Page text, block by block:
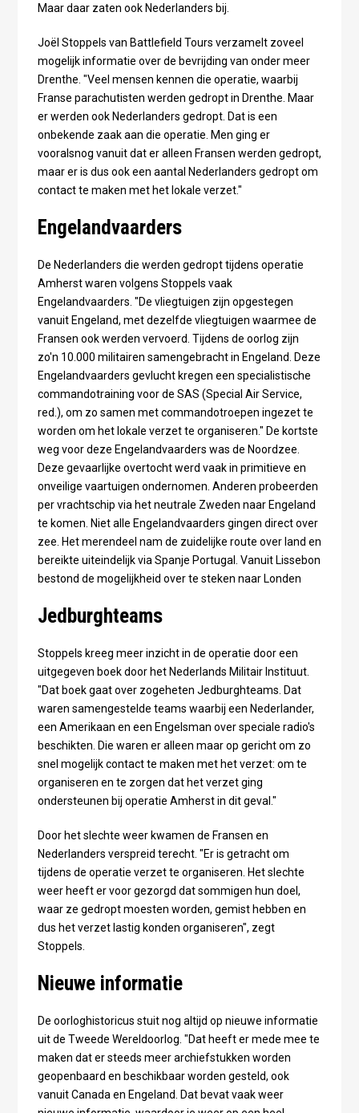
Maar daar zaten ook Nederlanders bij.
Joël Stoppels van Battlefield Tours verzamelt zoveel
mogelijk informatie over de bevrijding van onder meer
Drenthe. "Veel mensen kennen die operatie, waarbij
Franse parachutisten werden gedropt in Drenthe. Maar
er werden ook Nederlanders gedropt. Dat is een
onbekende zaak aan die operatie. Men ging er
vooralsnog vanuit dat er alleen Fransen werden gedropt,
maar er is dus ook een aantal Nederlanders gedropt om
contact te maken met het lokale verzet."
Engelandvaarders
De Nederlanders die werden gedropt tijdens operatie
Amherst waren volgens Stoppels vaak
Engelandvaarders. "De vliegtuigen zijn opgestegen
vanuit Engeland, met dezelfde vliegtuigen waarmee de
Fransen ook werden vervoerd. Tijdens de oorlog zijn
zo'n 10.000 militairen samengebracht in Engeland. Deze
Engelandvaarders gevlucht kregen een specialistische
commandotraining voor de SAS (Special Air Service,
red.), om zo samen met commandotroepen ingezet te
worden om het lokale verzet te organiseren." De kortste
weg voor deze Engelandvaarders was de Noordzee.
Deze gevaarlijke overtocht werd vaak in primitieve en
onveilige vaartuigen ondernomen. Anderen probeerden
per vrachtschip via het neutrale Zweden naar Engeland
te komen. Niet alle Engelandvaarders gingen direct over
zee. Het merendeel nam de zuidelijke route over land en
bereikte uiteindelijk via Spanje Portugal. Vanuit Lissebon
bestond de mogelijkheid over te steken naar Londen
Jedburghteams
Stoppels kreeg meer inzicht in de operatie door een
uitgegeven boek door het Nederlands Militair Instituut.
"Dat boek gaat over zogeheten Jedburghteams. Dat
waren samengestelde teams waarbij een Nederlander,
een Amerikaan en een Engelsman over speciale radio's
beschikten. Die waren er alleen maar op gericht om zo
snel mogelijk contact te maken met het verzet: om te
organiseren en te zorgen dat het verzet ging
ondersteunen bij operatie Amherst in dit geval."
Door het slechte weer kwamen de Fransen en
Nederlanders verspreid terecht. "Er is getracht om
tijdens de operatie verzet te organiseren. Het slechte
weer heeft er voor gezorgd dat sommigen hun doel,
waar ze gedropt moesten worden, gemist hebben en
dus het verzet lastig konden organiseren", zegt
Stoppels.
Nieuwe informatie
De oorloghistoricus stuit nog altijd op nieuwe informatie
uit de Tweede Wereldoorlog. "Dat heeft er mede mee te
maken dat er steeds meer archiefstukken worden
geopenbaard en beschikbaar worden gesteld, ook
vanuit Canada en Engeland. Dat bevat vaak weer